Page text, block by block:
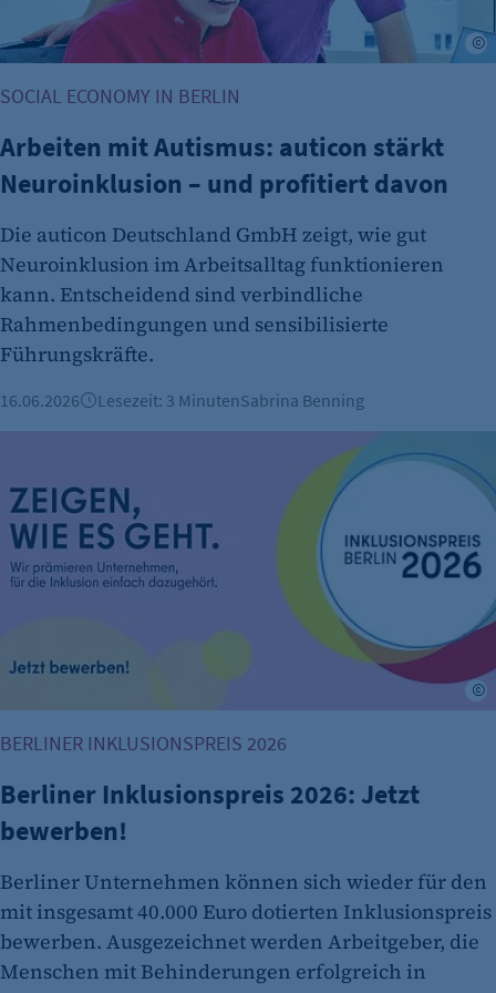
fe_typo_user
Anbieter:
CMS TYPO3
Session-Cookie für die Verwaltung von
Benutzer-Sessions (z. B. bei Login, Umfrage
Identifizierung verwendet.
Cookie Laufzeit:
Session
Cookie Consent
Name:
Dieser Cookie speichert die ausgewählten
Einverständnis-Optionen des Benutzers
Cookie Laufzeit:
1 Jahr
etracker Analytics
et_oi_v2
Anbieter:
etracker GmbH
SOCIAL ECONOMY IN BERLIN
Arbeiten mit Autismus: auticon stärkt
Neuroinklusion – und profitiert davon
Die auticon Deutschland GmbH zeigt, wie gut
Neuroinklusion im Arbeitsalltag funktionieren
kann. Entscheidend sind verbindliche
Rahmenbedingungen und sensibilisierte
Führungskräfte.
16.06.2026 Lesezeit: 3 MinutenSabrina Benning
Berliner Inklusionspreis 2026: Jetzt bewerben!
BERLINER INKLUSIONSPREIS 2026
Berliner Inklusionspreis 2026: Jetzt
bewerben!
Berliner Unternehmen können sich wieder für den
mit insgesamt 40.000 Euro dotierten Inklusionspreis
bewerben. Ausgezeichnet werden Arbeitgeber, die
Menschen mit Behinderungen erfolgreich in